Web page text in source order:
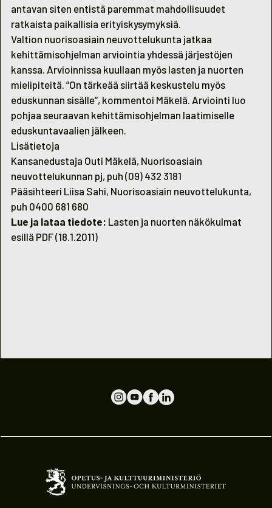
antavan siten entistä paremmat mahdollisuudet
ratkaista paikallisia erityiskysymyksiä.
Valtion nuorisoasiain neuvottelukunta jatkaa
kehittämisohjelman arviointia yhdessä järjestöjen
kanssa. Arvioinnissa kuullaan myös lasten ja nuorten
mielipiteitä. ”On tärkeää siirtää keskustelu myös
eduskunnan sisälle”, kommentoi Mäkelä. Arviointi luo
pohjaa seuraavan kehittämisohjelman laatimiselle
eduskuntavaalien jälkeen.
Lisätietoja
Kansanedustaja Outi Mäkelä, Nuorisoasiain
neuvottelukunnan pj, puh (09) 432 3181
Pääsihteeri Liisa Sahi, Nuorisoasiain neuvottelukunta,
puh 0400 681 680
Lue ja lataa tiedote: Lasten ja nuorten näkökulmat
esillä PDF (18.1.2011)